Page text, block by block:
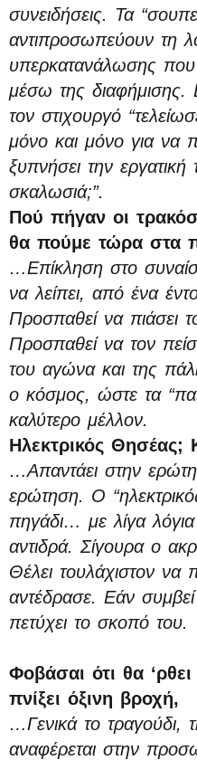
συνειδήσεις. Τα
αντιπροσωπεύουν τη
υπερκατανάλωσης που
μέσω της διαφήμισης.
τον στιχουργό
μόνο και μόνο για να
ξυπνήσει την
σκαλωσιά;”.
Πού πήγαν οι
θα πούμε τώρα στα
…Επίκληση στο
να λείπει, από ένα
Προσπαθεί να πιάσει
Προσπαθεί να τον
του αγώνα και της
ο κόσμος, ώστε τα
καλύτερο μέλλον.
Ηλεκτρικός Θησέας;
…Απαντάει στην
ερώτηση. Ο
πηγάδι… με λίγα
αντιδρά. Σίγουρα ο
Θέλει τουλάχιστον να
αντέδρασε. Εάν
πετύχει το σκοπό του.
Φοβάσαι ότι θα
πνίξει όξινη βροχή,
…Γενικά το τραγούδι,
αναφέρεται στην